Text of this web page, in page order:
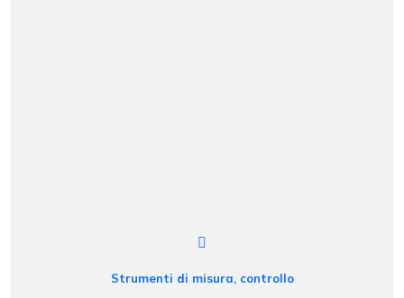
Strumenti di misura, controllo